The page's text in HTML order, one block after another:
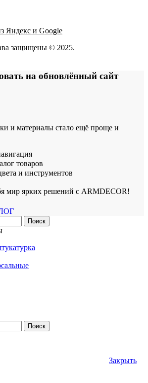
Яндекс и Google
защищены © 2025.
на обновлённый сайт
и материалы стало ещё проще и
товаров
и инструментов
мир ярких решений с ARMDECOR!
Поиск
Поиск
Закрыть